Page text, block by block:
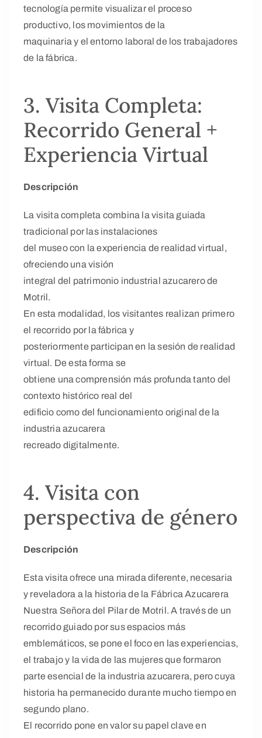
tecnología permite visualizar el proceso
productivo, los movimientos de la
maquinaria y el entorno laboral de los trabajadores
de la fábrica.
3. Visita Completa:
Recorrido General +
Experiencia Virtual
Descripción
La visita completa combina la visita guiada
tradicional por las instalaciones
del museo con la experiencia de realidad virtual,
ofreciendo una visión
integral del patrimonio industrial azucarero de
Motril.
En esta modalidad, los visitantes realizan primero
el recorrido por la fábrica y
posteriormente participan en la sesión de realidad
virtual. De esta forma se
obtiene una comprensión más profunda tanto del
contexto histórico real del
edificio como del funcionamiento original de la
industria azucarera
recreado digitalmente.
4. Visita con
perspectiva de género
Descripción
Esta visita ofrece una mirada diferente, necesaria
y reveladora a la historia de la Fábrica Azucarera
Nuestra Señora del Pilar de Motril. A través de un
recorrido guiado por sus espacios más
emblemáticos, se pone el foco en las experiencias,
el trabajo y la vida de las mujeres que formaron
parte esencial de la industria azucarera, pero cuya
historia ha permanecido durante mucho tiempo en
segundo plano.
El recorrido pone en valor su papel clave en